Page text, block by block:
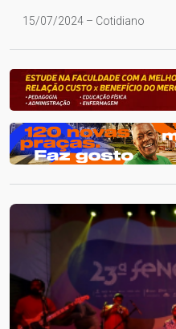
15/07/2024 – Cotidiano